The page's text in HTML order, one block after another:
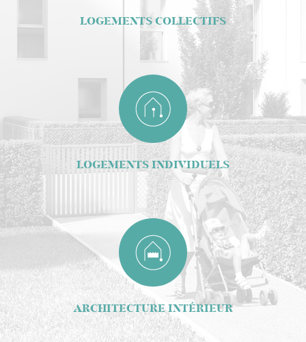
LOGEMENTS COLLECTIFS
LOGEMENTS INDIVIDUELS
ARCHITECTURE INTÉRIEUR